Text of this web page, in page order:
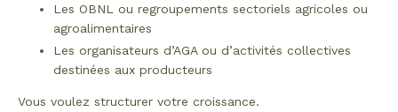
Les OBNL ou regroupements sectoriels agricoles ou
agroalimentaires
Les organisateurs d’AGA ou d’activités collectives
destinées aux producteurs
Vous voulez structurer votre croissance.